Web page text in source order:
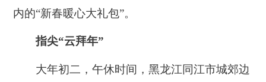
内的“新春暖心大礼包”。
指尖“云拜年”
大年初二，午休时间，黑龙江同江市城郊边